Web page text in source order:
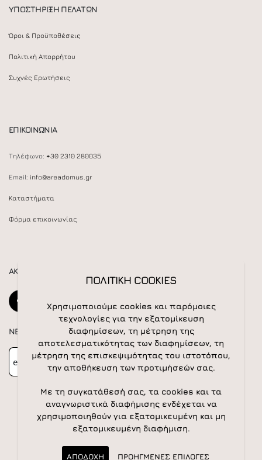
ΥΠΟΣΤΗΡΙΞΗ ΠΕΛΑΤΩΝ
Όροι & Προϋποθέσεις
Πολιτική Απορρήτου
Συχνές Ερωτήσεις
ΕΠΙΚΟΙΝΩΝΙΑ
Τηλέφωνο: +30 2310 280035
Email: info@areadomus.gr
Καταστήματα
Φόρμα επικοινωνίας
ΑΚΟΛΟΥΘΕΙΣΤΕ ΜΑΣ
NEWSLETTER
Newsletter Subscribe
ΠΟΛΙΤΙΚΗ COOKIES
Χρησιμοποιούμε cookies και παρόμοιες
τεχνολογίες για την εξατομίκευση
διαφημίσεων, τη μέτρηση της
αποτελεσματικότητας των διαφημίσεων, τη
μέτρηση της επισκεψιμότητας του ιστοτόπου,
την αποθήκευση των προτιμήσεών σας.
Με τη συγκατάθεσή σας, τα cookies και τα
αναγνωριστικά διαφήμισης ενδέχεται να
χρησιμοποιηθούν για εξατομικευμένη και μη
εξατομικευμένη διαφήμιση.
ΑΠΟΔΟΧΗ ΠΡΟΗΓΜΕΝΕΣ ΕΠΙΛΟΓΕΣ